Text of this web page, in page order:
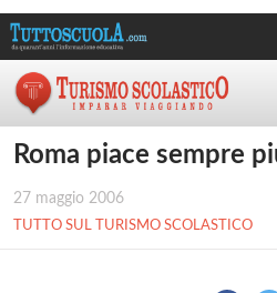
Roma piace sempre
27 maggio 2006
TUTTO SUL TURISMO SCOLASTICO